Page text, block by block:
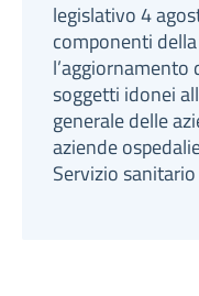
legislativo 4
componenti
l’aggiornamento
soggetti idonei
generale delle
aziende
Servizio